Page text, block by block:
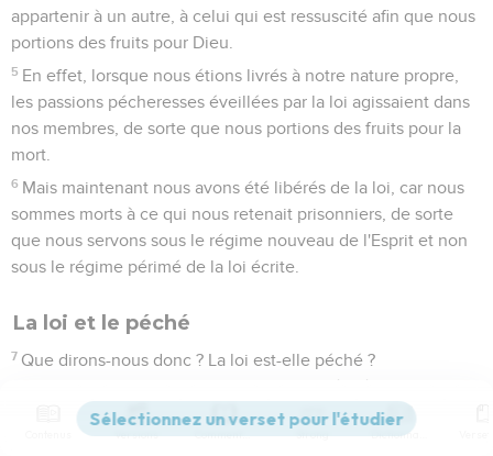
appartenir à un autre, à celui qui est ressuscité afin que nous
portions des fruits pour Dieu.
5 En effet, lorsque nous étions livrés à notre nature propre,
les passions pécheresses éveillées par la loi agissaient dans
nos membres, de sorte que nous portions des fruits pour la
mort.
6 Mais maintenant nous avons été libérés de la loi, car nous
sommes morts à ce qui nous retenait prisonniers, de sorte
que nous servons sous le régime nouveau de l'Esprit et non
sous le régime périmé de la loi écrite.
La loi et le péché
7 Que dirons-nous donc ? La loi est-elle péché ?
Certainement pas ! Mais je n'ai connu le péché que par
l’intermédiaire de la loi. En effet, je n'aurais pas su ce qu'est
la convoitise si la loi n'avait pas dit : Tu ne convoiteras pas.
Versions Commentaires Strong